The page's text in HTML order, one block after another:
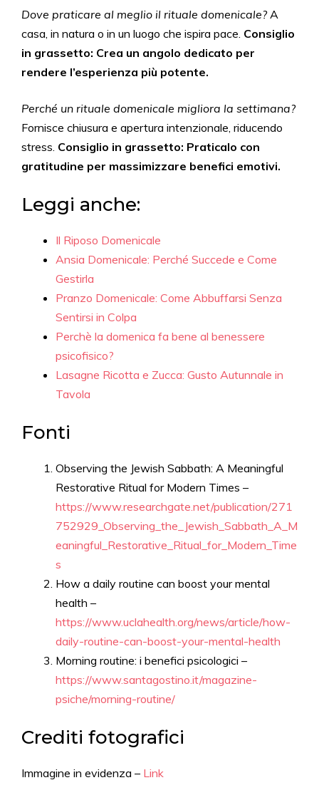
Dove praticare al meglio il rituale domenicale?A
casa, in natura o in un luogo che ispira pace. Consiglio
in grassetto: Crea un angolo dedicato per
rendere l’esperienza più potente.
Perché un rituale domenicale migliora la settimana?
Fornisce chiusura e apertura intenzionale, riducendo
stress. Consiglio in grassetto: Praticalo con
gratitudine per massimizzare benefici emotivi.
Leggi anche:
Il Riposo Domenicale
Ansia Domenicale: Perché Succede e Come
Gestirla
Pranzo Domenicale: Come Abbuffarsi Senza
Sentirsi in Colpa
Perchè la domenica fa bene al benessere
psicofisico?
Lasagne Ricotta e Zucca: Gusto Autunnale in
Tavola
Fonti
Observing the Jewish Sabbath: A Meaningful
Restorative Ritual for Modern Times –
https://www.researchgate.net/publication/271
752929_Observing_the_Jewish_Sabbath_A_M
eaningful_Restorative_Ritual_for_Modern_Time
s
How a daily routine can boost your mental
health –
https://www.uclahealth.org/news/article/how-
daily-routine-can-boost-your-mental-health
Morning routine: i benefici psicologici –
https://www.santagostino.it/magazine-
psiche/morning-routine/
Crediti fotografici
Immagine in evidenza – Link